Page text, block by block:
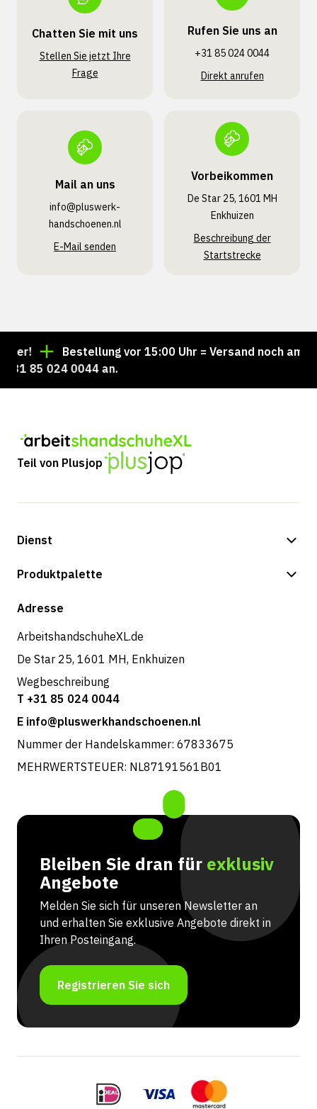
Chatten Sie mit uns
Stellen Sie jetzt Ihre
Frage
Rufen Sie uns an
+31 85 024 0044
Direkt anrufen
Mail an uns
info@pluswerk­
handschoenen.nl
E-Mail senden
Vorbeikommen
De Star 25, 1601 MH
Enkhuizen
Beschreibung der
Startstrecke
Bestellung vor 15:00 Uhr = Versand noch am
85 024 0044 an.
Teil von Plusjop
Dienst
Zahlungsmöglichkeiten
Rücksendungen und Service
Produktpalette
Shop
Adresse
ArbeitshandschuheXL.de
De Star 25, 1601 MH, Enkhuizen
Wegbeschreibung
T +31 85 024 0044
E info@pluswerkhandschoenen.nl
Nummer der Handelskammer: 67833675
MEHRWERTSTEUER: NL87191561B01
Bleiben Sie dran für exklusiv
Angebote
Melden Sie sich für unseren Newsletter an
und erhalten Sie exklusive Angebote direkt in
Ihren Posteingang.
Registrieren Sie sich